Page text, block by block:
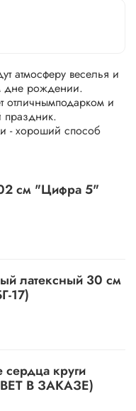
см "Цифра 5"
латексный 30 см
17)
круги
В ЗАКАЗЕ)
атмосферу веселья и
дне рождении.
отличнымподарком и
- хороший способ